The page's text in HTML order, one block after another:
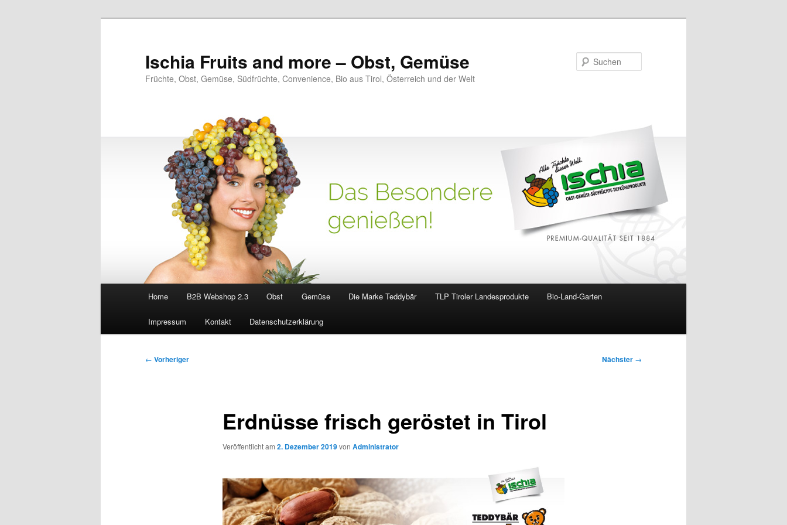
Ischia Fruits and more – Obst, Gemüse
Früchte, Obst, Gemüse, Südfrüchte, Convenience, Bio aus Tirol, Österreich und der Welt
Home B2B Webshop 2.3 Obst Gemüse Die Marke Teddybär TLP Tiroler Landesprodukte Bio-Land-Garten
Impressum Kontakt Datenschutzerklärung
Beitragsnavigation
← Vorheriger Nächster →
Erdnüsse frisch geröstet in Tirol
Veröffentlicht am 2. Dezember 2019von Administrator